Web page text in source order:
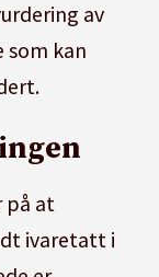
av
som kan
på at
ivaretatt i